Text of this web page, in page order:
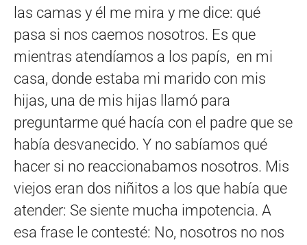
las camas y él me mira y me dice: qué
pasa si nos caemos nosotros. Es que
mientras atendíamos a los papís, en mi
casa, donde estaba mi marido con mis
hijas, una de mis hijas llamó para
preguntarme qué hacía con el padre que se
había desvanecido. Y no sabíamos qué
hacer si no reaccionabamos nosotros. Mis
viejos eran dos niñitos a los que había que
atender: Se siente mucha impotencia. A
esa frase le contesté: No, nosotros no nos